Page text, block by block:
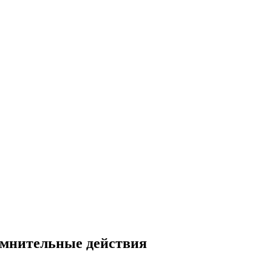
действия